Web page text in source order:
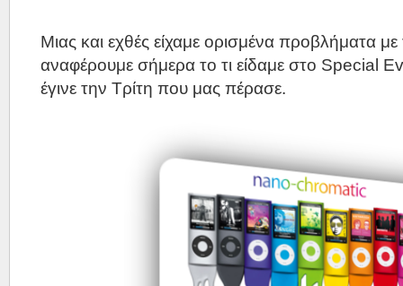
Μιας και εχθές είχαμε ορισμένα προβλήματα
αναφέρουμε σήμερα το τι είδαμε στο Special
έγινε την Τρίτη που μας πέρασε.